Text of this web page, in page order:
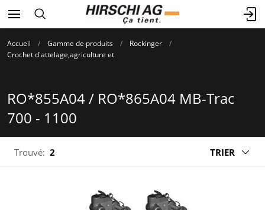
Accueil Gamme de produits
Rockinger
Crochet d'attelage,agriculture et
RO*855A04 / RO*865A04 MB-Trac
700 - 1100
Trouvé: 2 TRIER